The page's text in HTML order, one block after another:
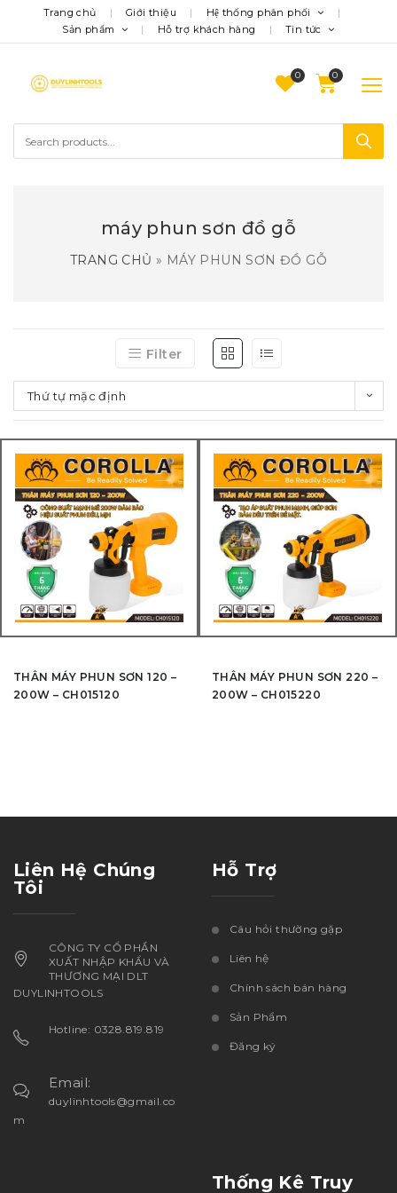
Trang chủ Giới thiệu
Hệ thống phân phối
Sản phẩm
Hỗ trợ khách hàng Tin tức
0
máy phun sơn đồ gỗ
TRANG CHỦ » MÁY PHUN SƠN ĐỒ GỖ
Filter
Thứ tự mặc định
THÂN MÁY PHUN SƠN 120 –
200W – CH015120
THÂN MÁY PHUN SƠN 220 –
200W – CH015220
Liên Hệ Chúng
Tôi
CÔNG TY CỔ PHẦN
XUẤT NHẬP KHẨU VÀ
THƯƠNG MẠI DLT
DUYLINHTOOLS
Hotline: 0328.819.819
Email:
duylinhtools@gmail.co
m
Hỗ Trợ
Câu hỏi thường gặp
Liên hệ
Chính sách bán hàng
Sản Phẩm
Đăng ký
Thống Kê Truy